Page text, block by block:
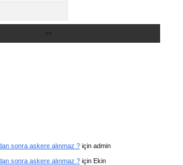
sonra askere alınmaz ?için admin
sonra askere alınmaz ?için Ekin